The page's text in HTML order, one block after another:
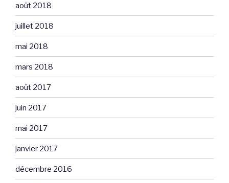
août 2018
juillet 2018
mai 2018
mars 2018
août 2017
juin 2017
mai 2017
janvier 2017
décembre 2016